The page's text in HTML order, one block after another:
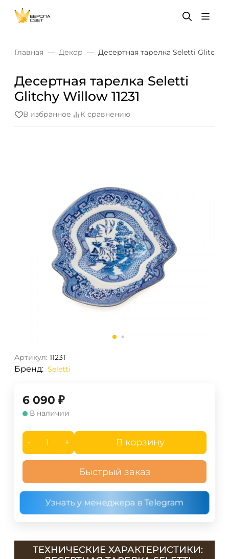
Главная Декор Десертная тарелка Seletti Glitchy
Десертная тарелка Seletti
Glitchy Willow 11231
В избранное К сравнению
Артикул: 11231
Бренд: Seletti
6 090 ₽
В наличии
- + В корзину
Быстрый заказ
Узнать у менеджера в Telegram
ТЕХНИЧЕСКИЕ ХАРАКТЕРИСТИКИ: